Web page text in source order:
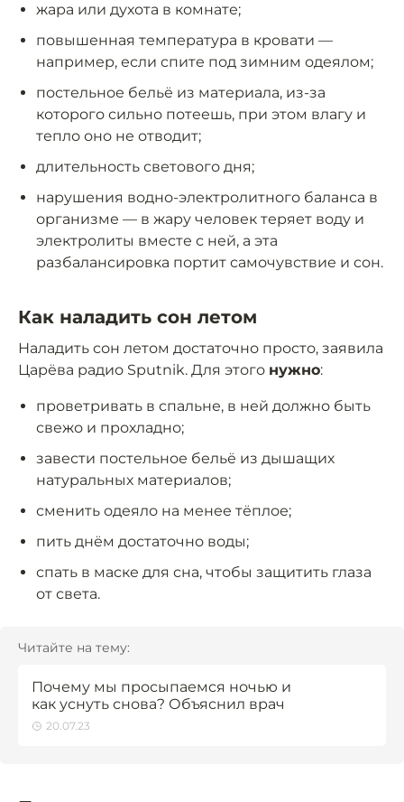
жара или духота в комнате;
повышенная температура в кровати —
например, если спите под зимним одеялом;
постельное бельё из материала, из-за
которого сильно потеешь, при этом влагу и
тепло оно не отводит;
длительность светового дня;
нарушения водно-электролитного баланса в
организме — в жару человек теряет воду и
электролиты вместе с ней, а эта
разбалансировка портит самочувствие и сон.
Как наладить сон летом
Наладить сон летом достаточно просто, заявила
Царёва радио Sputnik. Для этого нужно:
проветривать в спальне, в ней должно быть
свежо и прохладно;
завести постельное бельё из дышащих
натуральных материалов;
сменить одеяло на менее тёплое;
пить днём достаточно воды;
спать в маске для сна, чтобы защитить глаза
от света.
Читайте на тему:
Почему мы просыпаемся ночью и
как уснуть снова? Объяснил врач
20.07.23